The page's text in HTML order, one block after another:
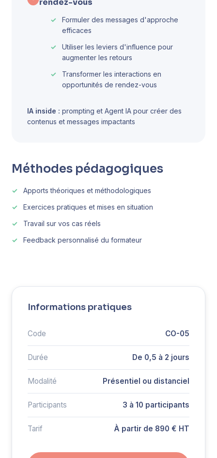
rendez-vous
Formuler des messages d'approche
efficaces
Utiliser les leviers d'influence pour
augmenter les retours
Transformer les interactions en
opportunités de rendez-vous
IA inside : prompting et Agent IA pour créer des
contenus et messages impactants
Méthodes pédagogiques
Apports théoriques et méthodologiques
Exercices pratiques et mises en situation
Travail sur vos cas réels
Feedback personnalisé du formateur
Informations pratiques
Code CO-05
Durée De 0,5 à 2 jours
Modalité Présentiel ou distanciel
Participants 3 à 10 participants
Tarif À partir de 890 € HT